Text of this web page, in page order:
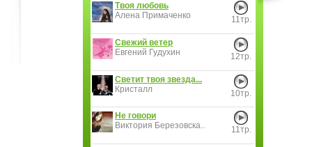
Твоя любовь
Алена Примаченко
11тр.
Свежий ветер
Евгений Гудухин
12тр.
Светит твоя звезда...
Кристалл
10тр.
Не говори
Виктория Березовска..
11тр.